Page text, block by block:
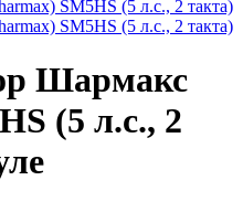
Шармакс
(5 л.с., 2